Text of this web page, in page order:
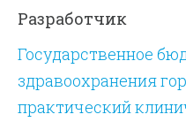
Разработчик
Государственное
здравоохранения
практический